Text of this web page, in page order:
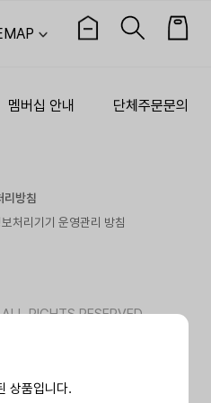
상품입니다.
멤버십 안내 단체주문문의
리방침
처리기기 운영관리 방침
RIGHTS RESERVED